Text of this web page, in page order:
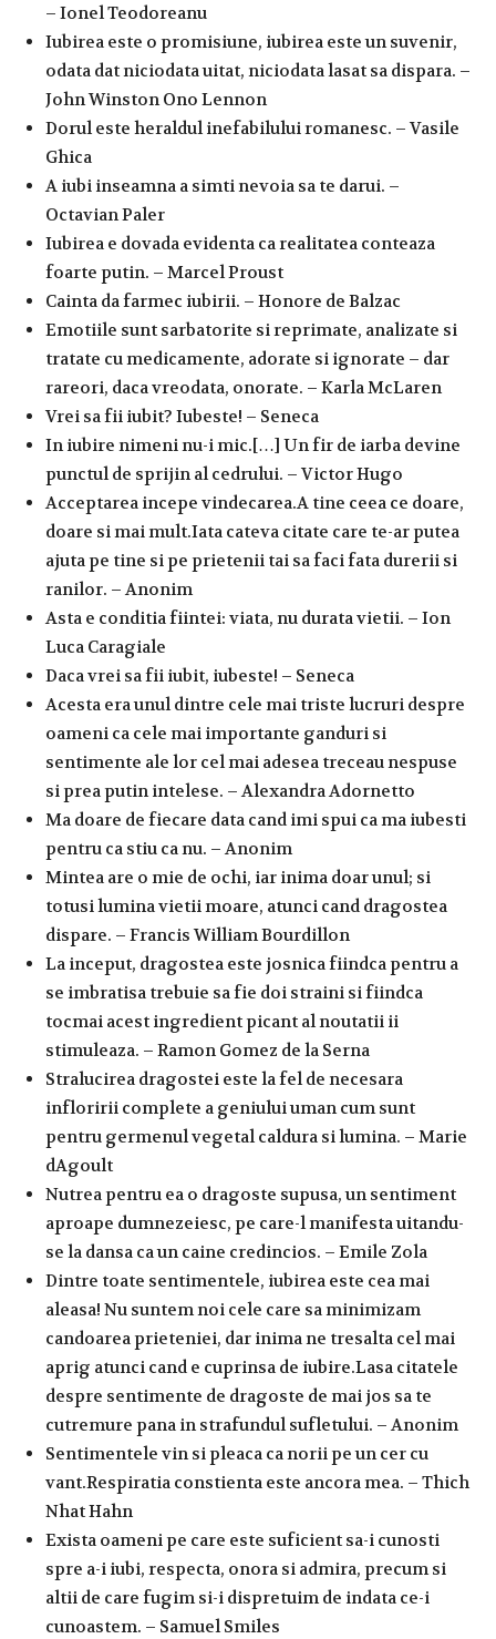
– Ionel Teodoreanu
Iubirea este o promisiune, iubirea este un suvenir,
odata dat niciodata uitat, niciodata lasat sa dispara. –
John Winston Ono Lennon
Dorul este heraldul inefabilului romanesc. – Vasile
Ghica
A iubi inseamna a simti nevoia sa te darui. –
Octavian Paler
Iubirea e dovada evidenta ca realitatea conteaza
foarte putin. – Marcel Proust
Cainta da farmec iubirii. – Honore de Balzac
Emotiile sunt sarbatorite si reprimate, analizate si
tratate cu medicamente, adorate si ignorate – dar
rareori, daca vreodata, onorate. – Karla McLaren
Vrei sa fii iubit? Iubeste! – Seneca
In iubire nimeni nu-i mic.[…] Un fir de iarba devine
punctul de sprijin al cedrului. – Victor Hugo
Acceptarea incepe vindecarea.A tine ceea ce doare,
doare si mai mult.Iata cateva citate care te-ar putea
ajuta pe tine si pe prietenii tai sa faci fata durerii si
ranilor. – Anonim
Asta e conditia fiintei: viata, nu durata vietii. – Ion
Luca Caragiale
Daca vrei sa fii iubit, iubeste! – Seneca
Acesta era unul dintre cele mai triste lucruri despre
oameni ca cele mai importante ganduri si
sentimente ale lor cel mai adesea treceau nespuse
si prea putin intelese. – Alexandra Adornetto
Ma doare de fiecare data cand imi spui ca ma iubesti
pentru ca stiu ca nu. – Anonim
Mintea are o mie de ochi, iar inima doar unul; si
totusi lumina vietii moare, atunci cand dragostea
dispare. – Francis William Bourdillon
La inceput, dragostea este josnica fiindca pentru a
se imbratisa trebuie sa fie doi straini si fiindca
tocmai acest ingredient picant al noutatii ii
stimuleaza. – Ramon Gomez de la Serna
Stralucirea dragostei este la fel de necesara
infloririi complete a geniului uman cum sunt
pentru germenul vegetal caldura si lumina. – Marie
dAgoult
Nutrea pentru ea o dragoste supusa, un sentiment
aproape dumnezeiesc, pe care-l manifesta uitandu-
se la dansa ca un caine credincios. – Emile Zola
Dintre toate sentimentele, iubirea este cea mai
aleasa! Nu suntem noi cele care sa minimizam
candoarea prieteniei, dar inima ne tresalta cel mai
aprig atunci cand e cuprinsa de iubire.Lasa citatele
despre sentimente de dragoste de mai jos sa te
cutremure pana in strafundul sufletului. – Anonim
Sentimentele vin si pleaca ca norii pe un cer cu
vant.Respiratia constienta este ancora mea. – Thich
Nhat Hahn
Exista oameni pe care este suficient sa-i cunosti
spre a-i iubi, respecta, onora si admira, precum si
altii de care fugim si-i dispretuim de indata ce-i
cunoastem. – Samuel Smiles